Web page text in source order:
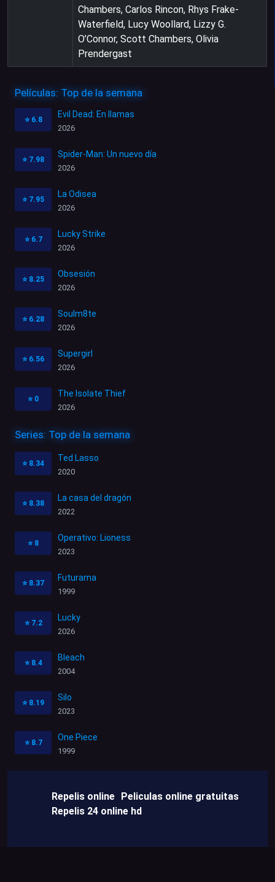
Chambers, Carlos Rincon, Rhys Frake-
Waterfield, Lucy Woollard, Lizzy G.
O’Connor, Scott Chambers, Olivia
Prendergast
Películas: Top de la semana
⭐ 6.8
Evil Dead: En llamas
2026
⭐ 7.98
Spider-Man: Un nuevo día
2026
⭐ 7.95
La Odisea
2026
⭐ 6.7
Lucky Strike
2026
⭐ 8.25
Obsesión
2026
⭐ 6.28
Soulm8te
2026
⭐ 6.56
Supergirl
2026
⭐ 0
The Isolate Thief
2026
Series: Top de la semana
⭐ 8.34
Ted Lasso
2020
⭐ 8.38
La casa del dragón
2022
⭐ 8
Operativo: Lioness
2023
⭐ 8.37
Futurama
1999
⭐ 7.2
Lucky
2026
⭐ 8.4
Bleach
2004
⭐ 8.19
Silo
2023
⭐ 8.7
One Piece
1999
Repelis online Peliculas online gratuitas
Repelis 24 online hd